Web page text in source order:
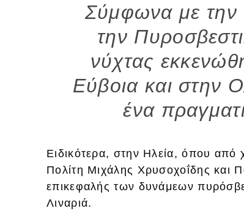
Σύμφωνα με την
την
νύχτας
Εύβοια και στην
ένα
Ειδικότερα, στην Ηλεία, όπου από
Πολίτη Μιχάλης Χρυσοχοΐδης και
επικεφαλής των δυνάμεων
Λιναριά.